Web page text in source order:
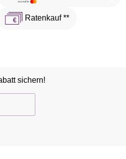
Ratenkauf **
sichern!